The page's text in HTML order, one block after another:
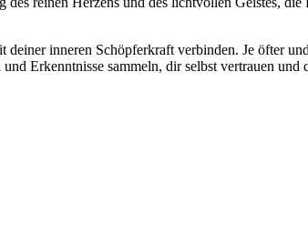
inneren Schöpferkraft verbinden. Je öfter
Erkenntnisse sammeln, dir selbst vertrauen